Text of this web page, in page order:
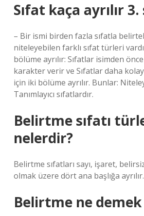
Sıfat kaça ayrılır 3.
– Bir ismi birden fazla sıfatla
niteleyebilen farklı sıfat türleri
bölüme ayrılır: Sıfatlar isimden
karakter verir ve Sıfatlar daha kolay
için iki bölüme ayrılır. Bunlar:
Tanımlayıcı sıfatlardır.
Belirtme sıfatı
nelerdir?
Belirtme sıfatları sayı, işaret,
olmak üzere dört ana başlığa ayrılır.
Belirtme ne